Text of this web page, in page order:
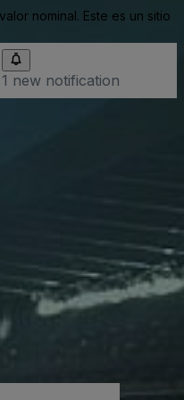
nominal. Este es un sitio
1 new notification